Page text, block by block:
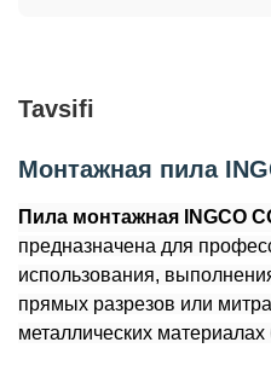
Tavsifi
Монтажная пила
Пила монтажная INGCO
предназначена для
использования,
прямых разрезов или
металлических